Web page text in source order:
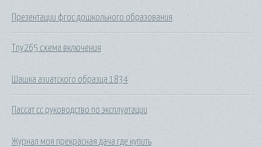
Презентации фгос дошкольного образования
Tny265 схема включения
Шашка азиатского образца 1834
Пассат сс руководство по эксплуатации
Журнал моя прекрасная дача где купить